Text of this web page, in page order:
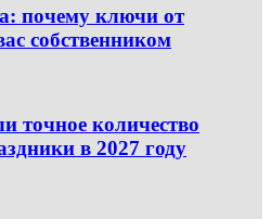
почему ключи от
собственником
точное количество
в 2027 году